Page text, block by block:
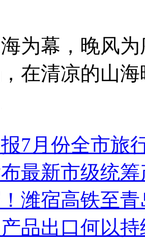
幕，晚风为
在清凉的山
7月份全市旅
最新市级统
潍宿高铁至
品出口何以持